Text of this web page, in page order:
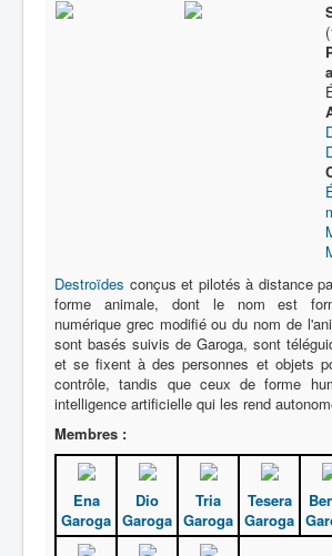
Destroïdes conçus et pilotés à distance
forme animale, dont le nom est
numérique grec modifié ou du nom de
sont basés suivis de Garoga, sont
et se fixent à des personnes et objets
contrôle, tandis que ceux de forme
intelligence artificielle qui les rend
Membres :
Ena
Garoga
Dio
Garoga
Tria
Garoga
Tesera
Garoga